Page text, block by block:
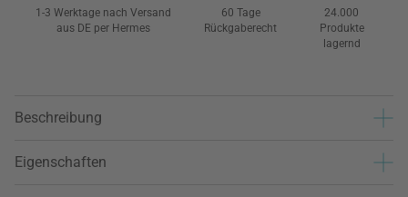
1-3 Werktage nach Versand
aus DE per Hermes
60 Tage
Rückgaberecht
24.000
Produkte
lagernd
Beschreibung
Eigenschaften